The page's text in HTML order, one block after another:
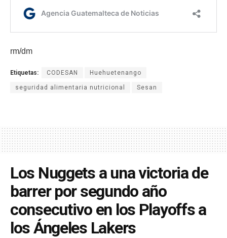
rm/dm
Etiquetas: CODESAN Huehuetenango
seguridad alimentaria nutricional Sesan
Los Nuggets a una victoria de
barrer por segundo año
consecutivo en los Playoffs a
los Ángeles Lakers